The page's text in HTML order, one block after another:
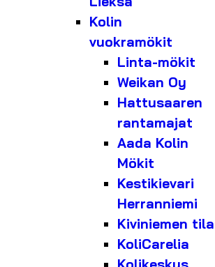
Kolin
vuokramökit
Linta-mökit
Weikan Oy
Hattusaaren
rantamajat
Aada Kolin
Mökit
Kestikievari
Herranniemi
Kiviniemen tila
KoliCarelia